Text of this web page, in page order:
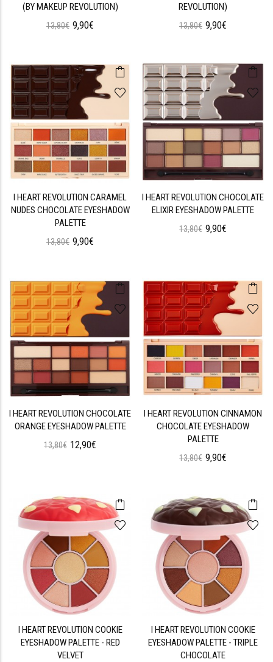
(BY MAKEUP REVOLUTION)
13,80€ 9,90€
REVOLUTION)
13,80€ 9,90€
I HEART REVOLUTION CARAMEL
NUDES CHOCOLATE EYESHADOW
PALETTE
13,80€ 9,90€
I HEART REVOLUTION CHOCOLATE
ELIXIR EYESHADOW PALETTE
13,80€ 9,90€
I HEART REVOLUTION CHOCOLATE
ORANGE EYESHADOW PALETTE
13,80€ 12,90€
I HEART REVOLUTION CINNAMON
CHOCOLATE EYESHADOW
PALETTE
13,80€ 9,90€
I HEART REVOLUTION COOKIE
EYESHADOW PALETTE - RED
VELVET
I HEART REVOLUTION COOKIE
EYESHADOW PALETTE - TRIPLE
CHOCOLATE